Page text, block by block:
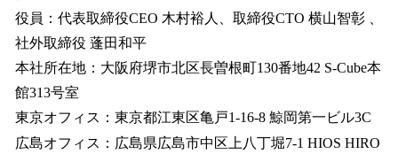
役員：代表取締役CEO 木村裕人、取締役CTO 横山智彰 、
社外取締役 蓬田和平
本社所在地：大阪府堺市北区長曽根町130番地42 S-Cube本
館313号室
東京オフィス：東京都江東区亀戸1-16-8 鯨岡第一ビル3C
広島オフィス：広島県広島市中区上八丁堀7-1 HIOS HIRO